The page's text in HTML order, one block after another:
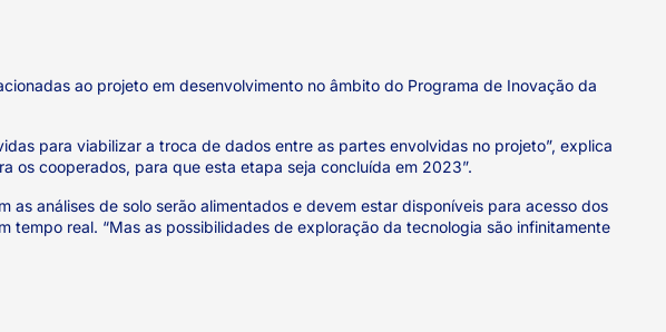
ao projeto em desenvolvimento no âmbito do Programa de Inovação da
para viabilizar a troca de dados entre as partes envolvidas no projeto”, explica
os cooperados, para que esta etapa seja concluída em 2023”.
análises de solo serão alimentados e devem estar disponíveis para acesso dos
real. “Mas as possibilidades de exploração da tecnologia são infinitamente